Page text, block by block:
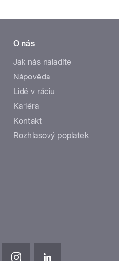
O nás
Jak nás naladíte
Nápověda
Lidé v rádiu
Kariéra
Kontakt
Rozhlasový poplatek